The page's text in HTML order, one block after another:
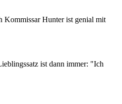
Kommissar Hunter ist genial mit
ist dann immer: "Ich